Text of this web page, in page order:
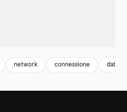
network connessione data